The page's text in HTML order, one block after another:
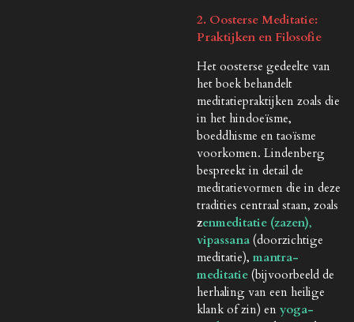
2. Oosterse Meditatie:
Praktijken en Filosofie
Het oosterse gedeelte van
het boek behandelt
meditatiepraktijken zoals die
in het hindoeïsme,
boeddhisme en taoïsme
voorkomen. Lindenberg
bespreekt in detail de
meditatievormen die in deze
tradities centraal staan, zoals
zenmeditatie (zazen),
vipassana (doorzichtige
meditatie), mantra-
meditatie (bijvoorbeeld de
herhaling van een heilige
klank of zin) en yoga-